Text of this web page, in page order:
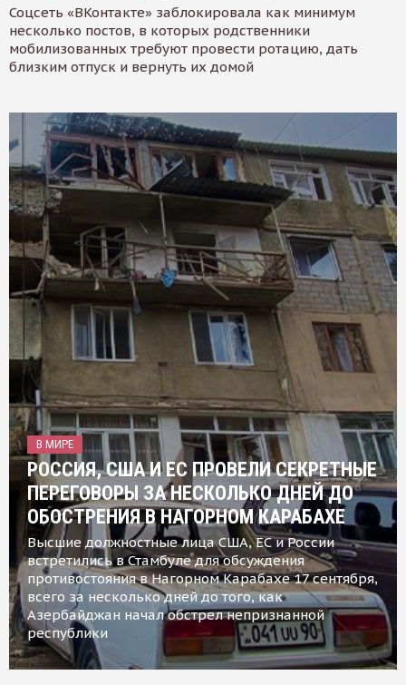
Соцсеть «ВКонтакте» заблокировала как минимум
несколько постов, в которых родственники
мобилизованных требуют провести ротацию, дать
близким отпуск и вернуть их домой
В МИРЕ
РОССИЯ, США И ЕС ПРОВЕЛИ СЕКРЕТНЫЕ
ПЕРЕГОВОРЫ ЗА НЕСКОЛЬКО ДНЕЙ ДО
ОБОСТРЕНИЯ В НАГОРНОМ КАРАБАХЕ
Высшие должностные лица США, ЕС и России
встретились в Стамбуле для обсуждения
противостояния в Нагорном Карабахе 17 сентября,
всего за несколько дней до того, как
Азербайджан начал обстрел непризнанной
республики